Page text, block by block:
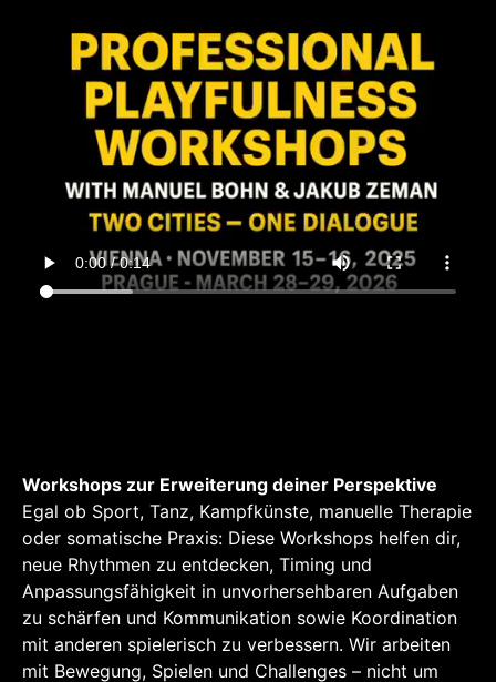
Workshops zur Erweiterung deiner Perspektive
Egal ob Sport, Tanz, Kampfkünste, manuelle Therapie
oder somatische Praxis: Diese Workshops helfen dir,
neue Rhythmen zu entdecken, Timing und
Anpassungsfähigkeit in unvorhersehbaren Aufgaben
zu schärfen und Kommunikation sowie Koordination
mit anderen spielerisch zu verbessern. Wir arbeiten
mit Bewegung, Spielen und Challenges – nicht um